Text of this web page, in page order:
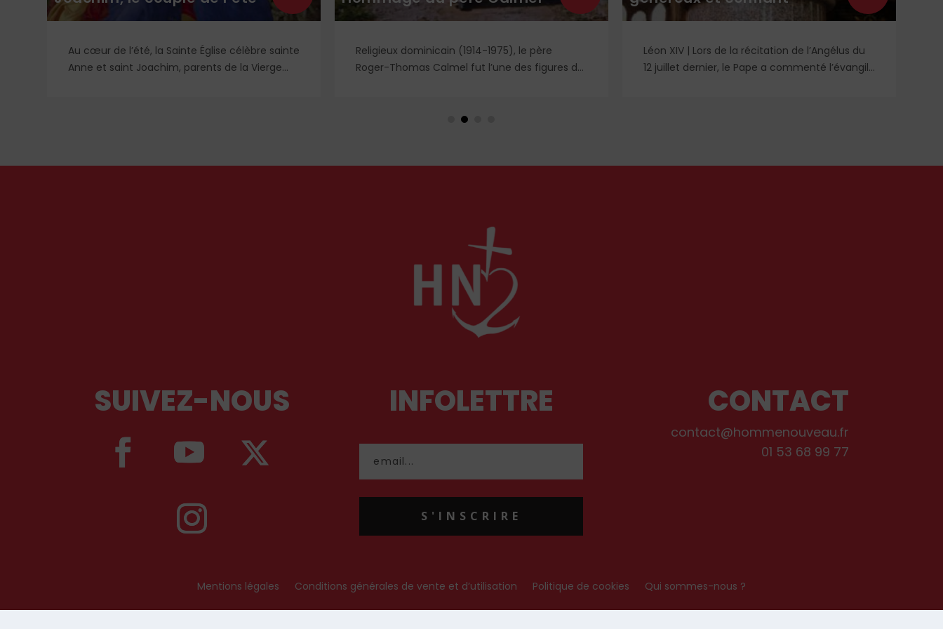
Au cœur de l’été, la Sainte Église célèbre sainte
Anne et saint Joachim, parents de la Vierge
Religieux dominicain (1914-1975), le père
Roger-Thomas Calmel fut l’une des figures du
traditionnelle, ainsi qu’aux antiques
des plus importants du XXᵉ siècle. Deux
Léon XIV | Lors de la récitation de l’Angélus du
12 juillet dernier, le Pape a commenté l’évangile
SUIVEZ-NOUS INFOLETTRE
S'INSCRIRE
CONTACT
contact@hommenouveau.fr
01 53 68 99 77
Mentions légales Conditions générales de vente et d’utilisation Politique de cookies Qui sommes-nous ?